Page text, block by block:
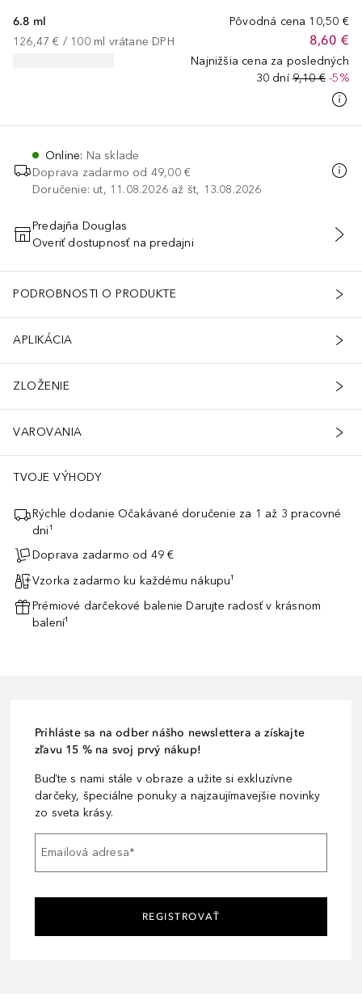
Pôvodná cena 10,50 €
8,60 €
Najnižšia cena za posledných
30 dní 9,10 € -5%
6.8 ml
126,47 € / 100 ml vrátane DPH
Online: Na sklade
Doprava zadarmo od 49,00 €
Doručenie: ut, 11.08.2026 až št, 13.08.2026
PRIDAŤ DO KOŠÍKA
Predajňa Douglas
Overiť dostupnosť na predajni
PODROBNOSTI O PRODUKTE
APLIKÁCIA
ZLOŽENIE
VAROVANIA
TVOJE VÝHODY
Rýchle dodanie Očakávané doručenie za 1 až 3 pracovné
dni¹
Doprava zadarmo od 49 €
Vzorka zadarmo ku každému nákupu¹
Prémiové darčekové balenie Darujte radosť v krásnom
balení¹
Prihláste sa na odber nášho newslettera a získajte
zľavu 15 % na svoj prvý nákup!
Buďte s nami stále v obraze a užite si exkluzívne
darčeky, špeciálne ponuky a najzaujímavejšie novinky
zo sveta krásy.
Emailová adresa*
REGISTROVAŤ